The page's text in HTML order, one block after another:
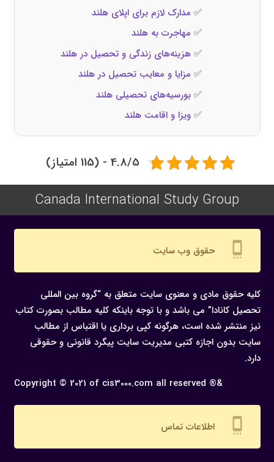
✅ مدارک لازم برای اپلای هلند
✅ مهاجرت به هلند
✅هزینه‌های زندگی و تحصیل در هلند
✅ مزایا و معایب تحصیل در هلند
✅بورسیه‌های تحصیلی هلند
✅ویزا و اقامت هلند
4.8/5 - (115 امتیاز)
Canada International Study Group
settings_cell حقوق وب سایت
کلیه حقوق مادی و معنوی سایت متعلق به “گروه بین المللی
تحصیل کانادا” می باشد و با توجه باینکه کلیه مطالب بصورت کتاب
نیز منتشر شده است، هرگونه كپی برداری یا اقتباس از مطالب
سایت بدون اجازه كتبی مدیریت سایت پیگرد قانونی و حقوقی
دارد.
Copyright © 2021 of cis3000.com all reserved ®&
settings_cell اطلاعات تماس